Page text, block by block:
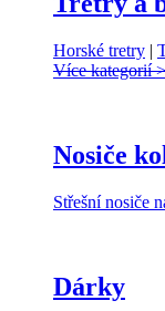
Horské tretry |
Více kategorií
Nosiče
Střešní nosiče
Dárky